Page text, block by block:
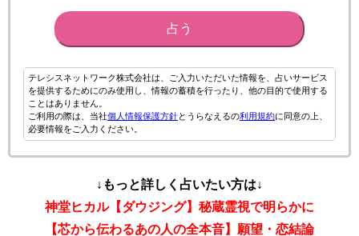
占う
テレシスネットワーク株式会社は、ご入力いただいた情報を、占いサービス
を提供するためにのみ使用し、情報の蓄積を行ったり、他の目的で使用する
ことはありません。
ご利用の際は、当社個人情報保護方針とうらなえるの利用規約に同意の上、
必要情報をご入力ください。
↓もっと詳しく占いたい方は↓
神堂ヒカル【ダウジング】秘蔵霊視で明らかに
【芯から伝わるあの人の全本音】願望・恋結論